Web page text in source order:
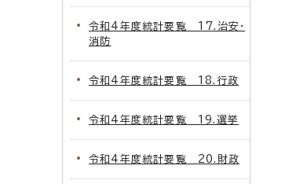
令和4年度統計要覧 17.治安・
消防
令和4年度統計要覧 18.行政
令和4年度統計要覧 19.選挙
令和4年度統計要覧 20.財政